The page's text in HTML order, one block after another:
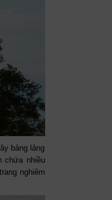
bảng lảng
chứa nhiều
nghiêm